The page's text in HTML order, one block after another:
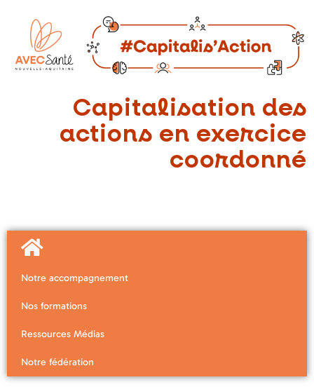
Capitalisation des
actions en exercice
coordonné
Notre accompagnement
Nos formations
Ressources Médias
Notre fédération